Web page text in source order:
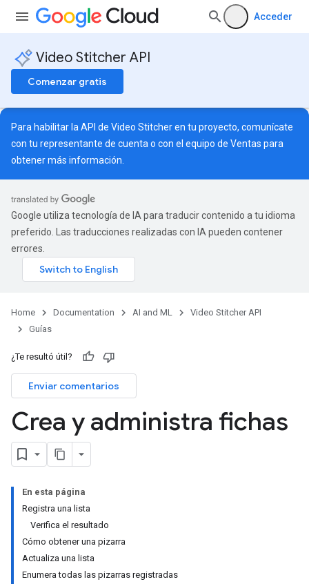
Acceder
Video Stitcher API
Comenzar gratis
Para habilitar la API de Video Stitcher en tu proyecto, comunícate
con tu representante de cuenta o con el equipo de Ventas para
obtener más información.
Google utiliza tecnología de IA para traducir contenido a tu idioma
preferido. Las traducciones realizadas con IA pueden contener
errores.
Home Documentation AI and ML
Video Stitcher API
Guías
¿Te resultó útil?
Enviar comentarios
Crea y administra fichas
En esta página
Registra una lista
Verifica el resultado
Cómo obtener una pizarra
Actualiza una lista
Enumera todas las pizarras registradas